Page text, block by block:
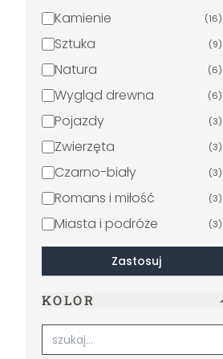
Kamienie (16)
Sztuka (9)
Natura (6)
Wygląd drewna (6)
Pojazdy (3)
Zwierzęta (3)
Czarno-biały (3)
Romans i miłość (3)
Miasta i podróże (3)
Erotyzm (2)
Dla dzieci (2)
Retro i Vintage )
Wellness (1)
Bestsellery (1)
Zastosuj
KOLOR